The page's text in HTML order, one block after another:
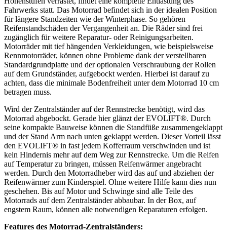
Fahrwerks statt. Das Motorrad befindet sich in der idealen Position
für längere Standzeiten wie der Winterphase. So gehören
Reifenstandschäden der Vergangenheit an. Die Räder sind frei
zugänglich für weitere Reparatur- oder Reinigungsarbeiten.
Motorräder mit tief hängenden Verkleidungen, wie beispielsweise
Rennmotorräder, können ohne Probleme dank der verstellbaren
Standardgrundplatte und der optionalen Verschraubung der Rollen
auf dem Grundständer, aufgebockt werden. Hierbei ist darauf zu
achten, dass die minimale Bodenfreiheit unter dem Motorrad 10 cm
betragen muss.
Wird der Zentralständer auf der Rennstrecke benötigt, wird das
Motorrad abgebockt. Gerade hier glänzt der EVOLIFT®. Durch
seine kompakte Bauweise können die Standfüße zusammengeklappt
und der Stand Arm nach unten geklappt werden. Dieser Vorteil lässt
den EVOLIFT® in fast jedem Kofferraum verschwinden und ist
kein Hindernis mehr auf dem Weg zur Rennstrecke. Um die Reifen
auf Temperatur zu bringen, müssen Reifenwärmer angebracht
werden. Durch den Motorradheber wird das auf und abziehen der
Reifenwärmer zum Kinderspiel. Ohne weitere Hilfe kann dies nun
geschehen. Bis auf Motor und Schwinge sind alle Teile des
Motorrads auf dem Zentralständer abbaubar. In der Box, auf
engstem Raum, können alle notwendigen Reparaturen erfolgen.
Features des Motorrad-Zentralständers: